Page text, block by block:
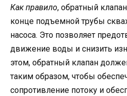
Как правило, обратный
конце подъемной трубы
насоса. Это позволяет
движение воды и снизить
этом, обратный клапан
таким образом, чтобы
сопротивление потоку и